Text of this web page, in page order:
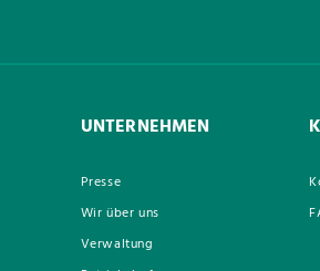
UNTERNEHMEN
Presse
Wir über uns
Verwaltung